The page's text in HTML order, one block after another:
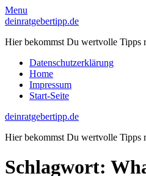
Skip
to
Menu
deinratgebertipp.de
Hier bekommst Du wertvolle Tipps
Datenschutzerklärung
Home
Impressum
Start-Seite
deinratgebertipp.de
Hier bekommst Du wertvolle Tipps
Schlagwort: